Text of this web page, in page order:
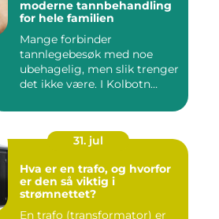
moderne tannbehandling
for hele familien
Mange forbinder
tannlegebesøk med noe
ubehagelig, men slik trenger
det ikke være. I Kolbotn
31. jul
Hva er en trafo, og hvorfor
er den så viktig i
strømnettet?
En trafo (transformator) er